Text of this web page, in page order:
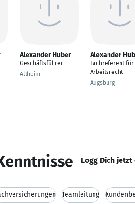
Alexander Huber
Geschäftsführer
Altheim
Alexander
Fachreferent für
Arbeitsrecht
Augsburg
Logg Dich
Teamleitung